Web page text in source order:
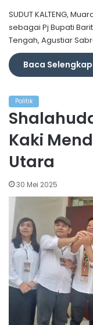
SUDUT KALTENG,
sebagai Pj Bupati
Tengah, Agustiar
Baca
Politik
Kaki
Utara
30 Mei 2025